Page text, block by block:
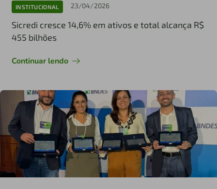
INSTITUCIONAL 23/04/2026
Sicredi cresce 14,6% em ativos e total alcança R$
455 bilhões
Continuar lendo